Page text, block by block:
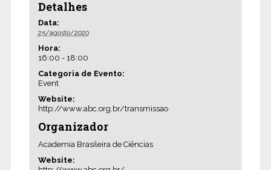
Detalhes
Data:
25/agosto/2020
Hora:
16:00 - 18:00
Categoria de Evento:
Event
Website:
http://www.abc.org.br/transmissao
Organizador
Academia Brasileira de Ciências
Website: